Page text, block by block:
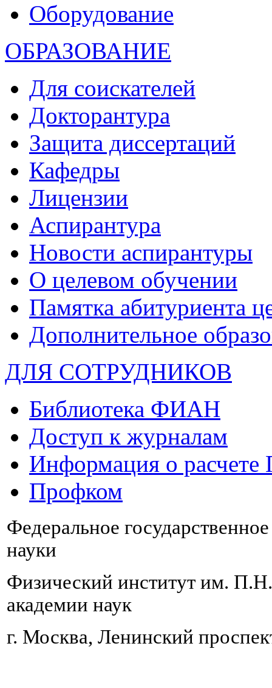
Оборудование
ОБРАЗОВАНИЕ
Для соискателей
Докторантура
Защита диссертаций
Кафедры
Лицензии
Аспирантура
Новости аспирантуры
О целевом обучении
Памятка абитуриента
Дополнительное
ДЛЯ СОТРУДНИКОВ
Библиотека ФИАН
Доступ к журналам
Информация о
Профком
Федеральное
науки
Физический институт им.
академии наук
г. Москва, Ленинский